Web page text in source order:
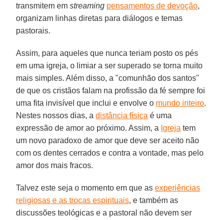
transmitem emstreaming pensamentos de devoção,
organizam linhas diretas para diálogos e temas
pastorais.
Assim, para aqueles que nunca teriam posto os pés
em uma igreja, o limiar a ser superado se torna muito
mais simples. Além disso, a "comunhão dos santos"
de que os cristãos falam na profissão da fé sempre foi
uma fita invisível que inclui e envolve o mundo inteiro.
Nestes nossos dias, adistância física é uma
expressão de amor ao próximo. Assim, a Igreja tem
um novo paradoxo de amor que deve ser aceito não
com os dentes cerrados e contra a vontade, mas pelo
amor dos mais fracos.
Talvez este seja o momento em que asexperiências
religiosas e as trocas espirituais, e também as
discussões teológicas e a pastoral não devem ser